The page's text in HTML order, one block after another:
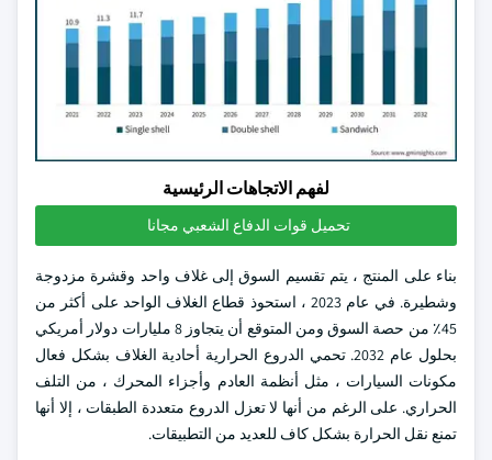
لفهم الاتجاهات الرئيسية
تحميل قوات الدفاع الشعبي مجانا
بناء على المنتج ، يتم تقسيم السوق إلى غلاف واحد وقشرة مزدوجة
وشطيرة. في عام 2023 ، استحوذ قطاع الغلاف الواحد على أكثر من
45٪ من حصة السوق ومن المتوقع أن يتجاوز 8 مليارات دولار أمريكي
بحلول عام 2032. تحمي الدروع الحرارية أحادية الغلاف بشكل فعال
مكونات السيارات ، مثل أنظمة العادم وأجزاء المحرك ، من التلف
الحراري. على الرغم من أنها لا تعزل الدروع متعددة الطبقات ، إلا أنها
تمنع نقل الحرارة بشكل كاف للعديد من التطبيقات.